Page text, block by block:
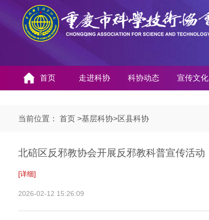
首页 走进科协 科协动态 宣传文化
当前位置： 首页 >基层科协>区县科协
北碚区反邪教协会开展反邪教科普宣传活动
[详细]
2026-02-12 15:26:09